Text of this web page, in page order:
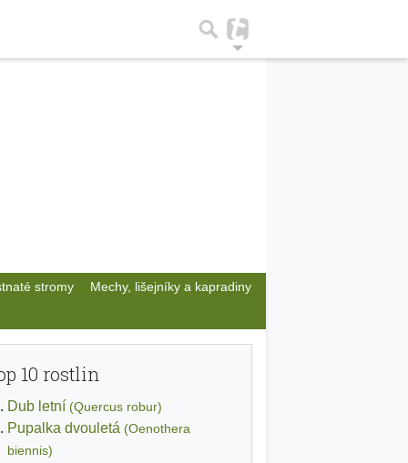
stromy Mechy, lišejníky a kapradiny
10 rostlin
Dub letní (Quercus robur)
Pupalka dvouletá (Oenothera
biennis)